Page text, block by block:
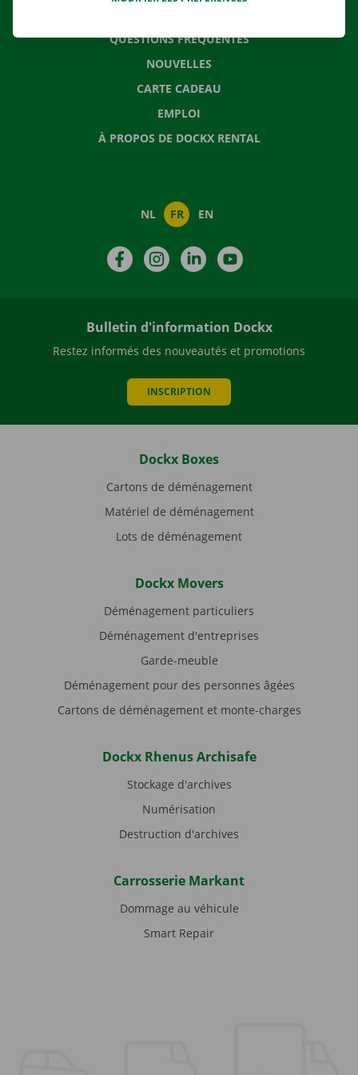
QUESTIONS FRÉQUENTES
NOUVELLES
CARTE CADEAU
EMPLOI
À PROPOS DE DOCKX RENTAL
NL FR EN
FacebookInstagramLinkedIn
Bulletin d'information Dockx
Restez informés des nouveautés et promotions
INSCRIPTION
Dockx Boxes
Cartons de déménagement
Matériel de déménagement
Lots de déménagement
Dockx Movers
Déménagement particuliers
Déménagement d'entreprises
Garde-meuble
Déménagement pour des personnes âgées
Cartons de déménagement et monte-charges
Dockx Rhenus Archisafe
Stockage d'archives
Numérisation
Destruction d'archives
Carrosserie Markant
Dommage au véhicule
Smart Repair